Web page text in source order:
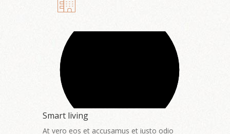
Smart living
At vero eos et accusamus et iusto odio